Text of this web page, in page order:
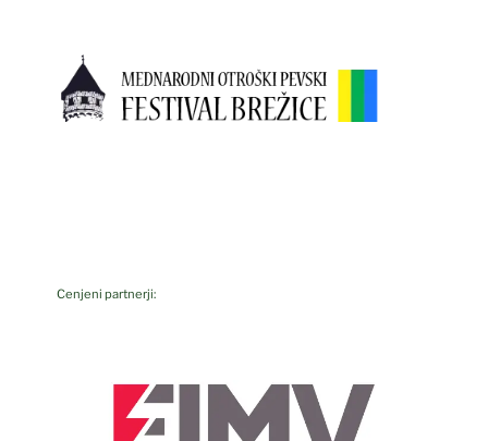
Cenjeni partnerji: